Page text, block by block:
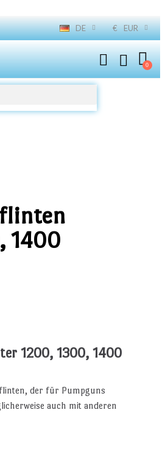
DE € EUR
1400
1200, 1300, 1400
der für Pumpguns
auch mit anderen